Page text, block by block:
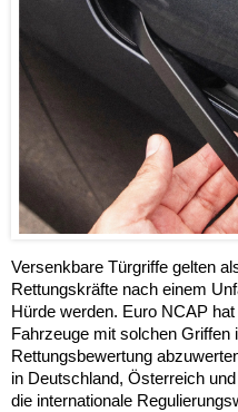
Versenkbare Türgriffe gelten
Rettungskräfte nach einem
Hürde werden. Euro NCAP
Fahrzeuge mit solchen Griffen
Rettungsbewertung
in Deutschland, Österreich
die internationale